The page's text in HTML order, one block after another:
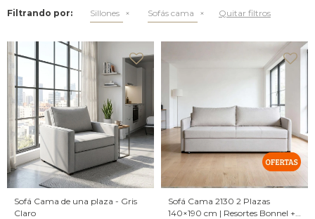
Filtrando por: Sillones Sofás cama Quitar filtros
Sofá Cama de una plaza - Gris
Claro
Sofá Cama 2130 2 Plazas
140×190 cm | Resortes Bonnel +